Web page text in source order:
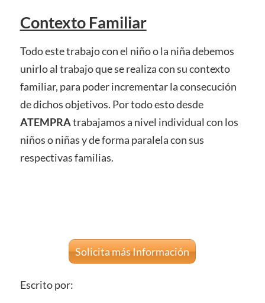
Contexto Familiar
Todo este trabajo con el niño o la niña debemos
unirlo al trabajo que se realiza con su contexto
familiar, para poder incrementar la consecución
de dichos objetivos. Por todo esto desde
ATEMPRAtrabajamos a nivel individual con los
niños o niñas y de forma paralela con sus
respectivas familias.
Solicita más Información
Escrito por: